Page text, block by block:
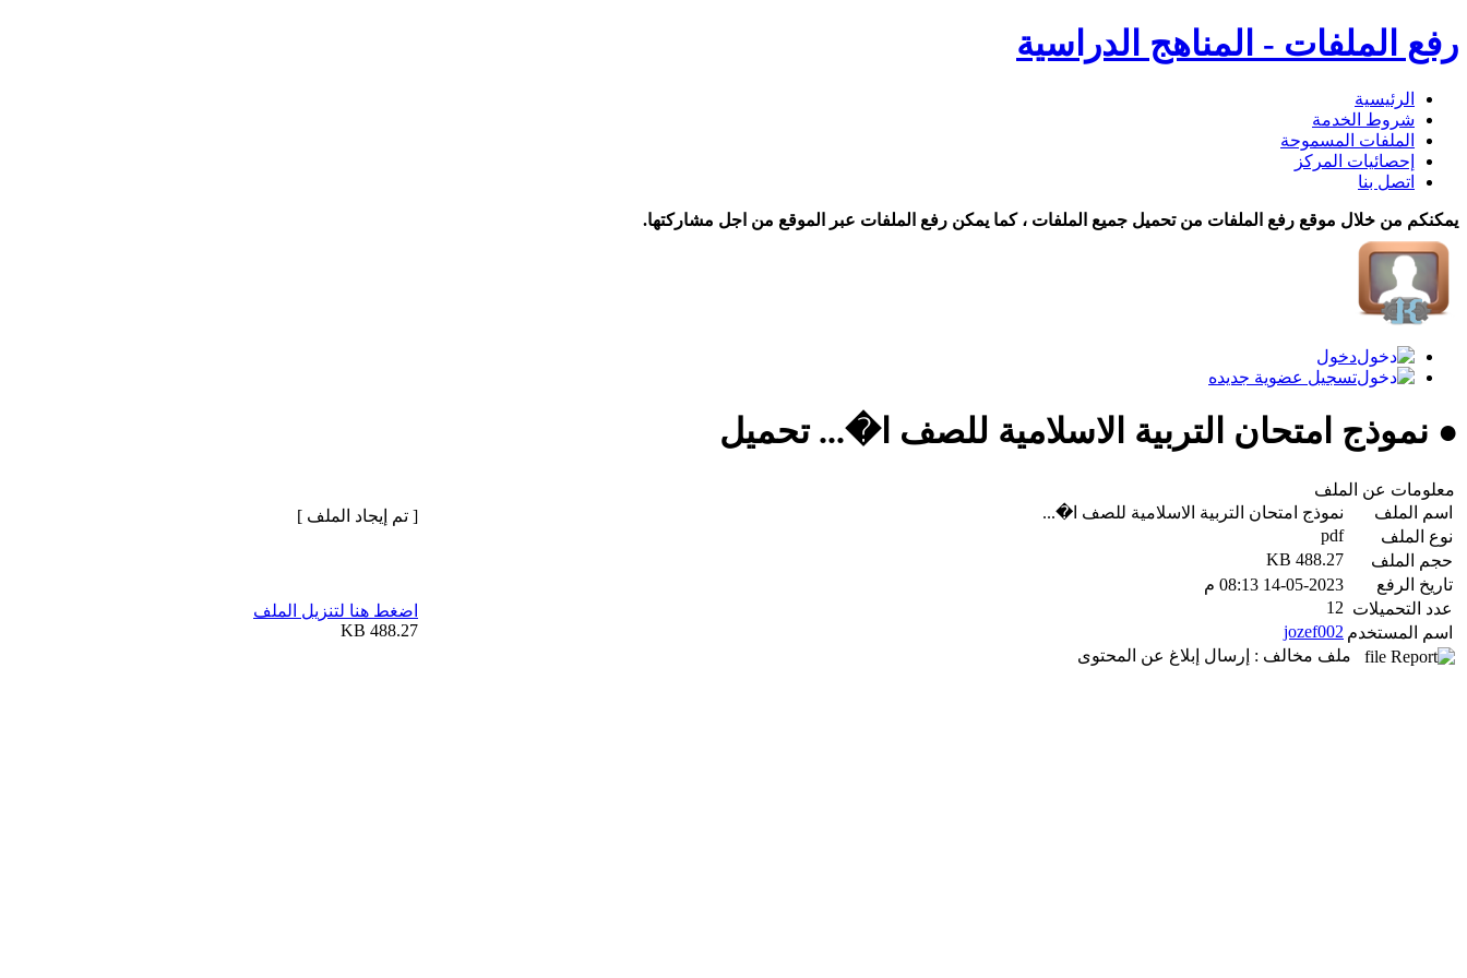
رفع الملفات - المناهج الدراسية
الرئيسية
شروط الخدمة
الملفات المسموحة
إحصائيات المركز
اتصل بنا
يمكنكم من خلال موقع رفع الملفات من تحميل جميع الملفات ، كما يمكن رفع الملفات عبر الموقع من اجل مشاركتها.
دخول
تسجيل عضوية جديده
● نموذج امتحان التربية الاسلامية للصف ا�... تحميل
معلومات عن الملف
اسم الملف
نموذج امتحان التربية الاسلامية للصف ا�...
نوع الملف
pdf
حجم الملف
488.27 KB
تاريخ الرفع
14-05-2023 08:13 م
عدد التحميلات 12
اسم المستخدم jozef002
ملف مخالف : إرسال إبلاغ عن المحتوى
[ تم إيجاد الملف ]
اضغط هنا لتنزيل الملف
488.27 KB